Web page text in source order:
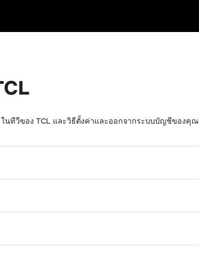
นทีวีของ TCL และวิธีตั้งค่าและออกจากระบบบัญชีของคุณ